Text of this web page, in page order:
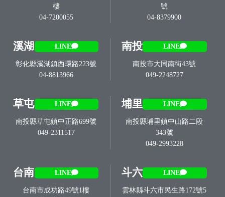
樓
04-7200055
號
04-8379900
溪湖 LINE
彰化縣溪湖鎮西環路223號
04-8813966
南投 LINE
南投市大同南街43號
049-2248727
草屯 LINE
南投縣草屯鎮中正路699號
049-2311517
埔里 LINE
南投縣埔里鎮中山路二段
343號
049-2993228
台南 LINE
台南市成功路49號1樓
斗六 LINE
雲林縣斗六市民生路172號5